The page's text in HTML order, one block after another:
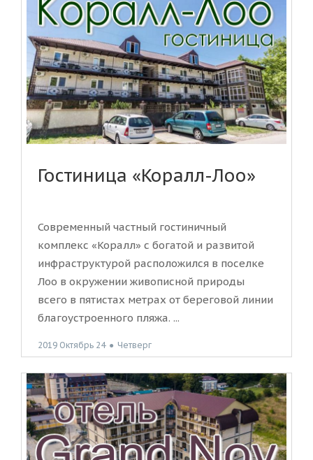
Гостиница «Коралл-Лоо»
Современный частный гостиничный
комплекс «Коралл» с богатой и развитой
инфраструктурой расположился в поселке
Лоо в окружении живописной природы
всего в пятистах метрах от береговой линии
благоустроенного пляжа. ...
2019 Октябрь 24 ● Четверг